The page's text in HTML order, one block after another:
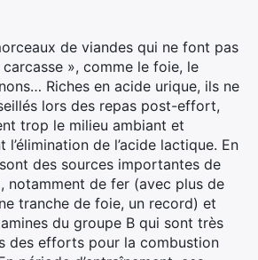
de viandes qui ne font pas
», comme le foie, le
Riches en acide urique, ils ne
lors des repas post-effort,
trop le milieu ambiant et
l’élimination de l’acide lactique. En
des sources importantes de
notamment de fer (avec plus de
tranche de foie, un record) et
du groupe B qui sont très
des efforts pour la combustion